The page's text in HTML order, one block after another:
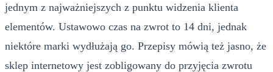
jednym z najważniejszych z punktu widzenia klienta
elementów. Ustawowo czas na zwrot to 14 dni, jednak
niektóre marki wydłużają go. Przepisy mówią też jasno, że
sklep internetowy jest zobligowany do przyjęcia zwrotu